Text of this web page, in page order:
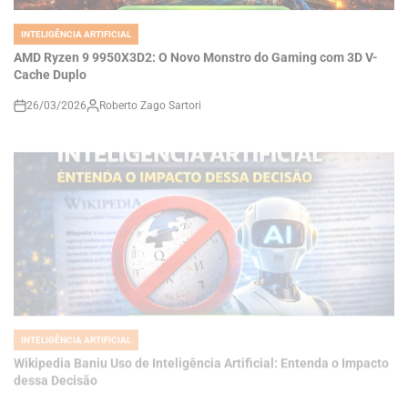
IN
AMD Ryzen 9 9950X3D2: O Novo Monstro do Gaming com 3D V-
Cache Duplo
on
26/03/2026 Roberto Zago Sartori
POSTED
INTELIGÊNCIA ARTIFICIAL
Wikipedia Baniu Uso de Inteligência Artificial: Entenda o Impacto
dessa Decisão
on
26/03/2026 Roberto Zago Sartori